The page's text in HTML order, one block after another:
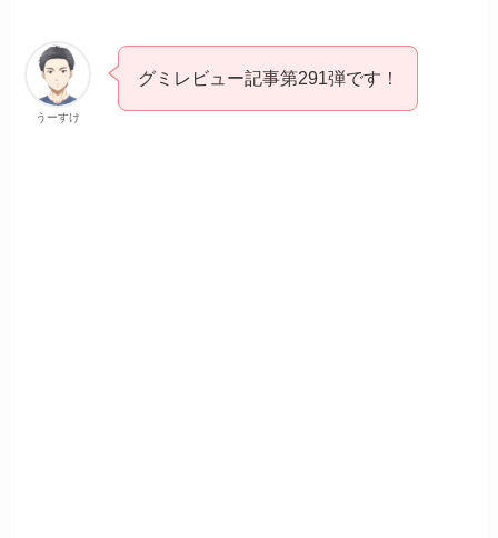
うーすけ
グミレビュー記事第291弾です！